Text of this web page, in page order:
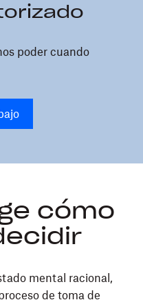
poder cuando
cómo
mental racional,
de toma de